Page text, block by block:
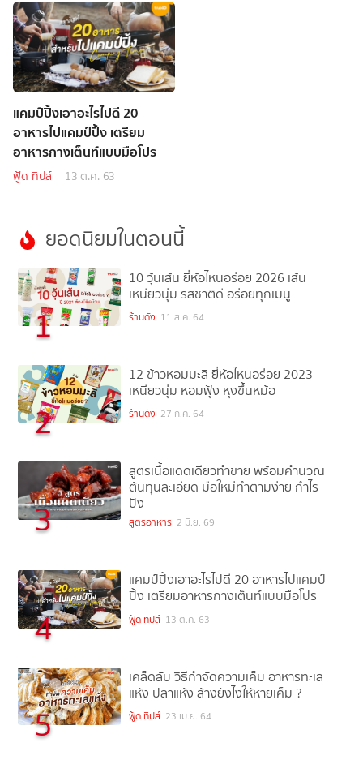
แคมป์ปิ้งเอาอะไรไปดี 20
อาหารไปแคมป์ปิ้ง เตรียม
อาหารกางเต็นท์แบบมือโปร
ฟู้ด ทิปส์ 13 ต.ค. 63
ยอดนิยมในตอนนี้
1
10 วุ้นเส้น ยี่ห้อไหนอร่อย 2026 เส้น
เหนียวนุ่ม รสชาติดี อร่อยทุกเมนู
ร้านดัง 11 ส.ค. 64
2
12 ข้าวหอมมะลิ ยี่ห้อไหนอร่อย 2023
เหนียวนุ่ม หอมฟุ้ง หุงขึ้นหม้อ
ร้านดัง 27 ก.ค. 64
3
สูตรเนื้อแดดเดียวทำขาย พร้อมคำนวณ
ต้นทุนละเอียด มือใหม่ทำตามง่าย กำไร
ปัง
สูตรอาหาร 2 มิ.ย. 69
4
แคมป์ปิ้งเอาอะไรไปดี 20 อาหารไปแคมป์
ปิ้ง เตรียมอาหารกางเต็นท์แบบมือโปร
ฟู้ด ทิปส์ 13 ต.ค. 63
5
เคล็ดลับ วิธีกำจัดความเค็ม อาหารทะเล
แห้ง ปลาแห้ง ล้างยังไงให้หายเค็ม ?
ฟู้ด ทิปส์ 23 เม.ย. 64